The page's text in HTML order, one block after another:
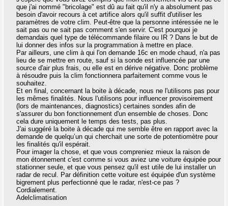
que j'ai nommé "bricolage" est dû au fait qu'il n'y a absolument pas
besoin d'avoir recours à cet artifice alors qu'il suffit d'utiliser les
paramètres de votre clim. Peut-être que la personne intéressée ne le
sait pas ou ne sait pas comment s'en servir. C'est pourquoi je
demandais quel type de télécommande filaire ou IR ? Dans le but de
lui donner des infos sur la programmation à mettre en place.
Par ailleurs, une clim à qui l'on demande 16c en mode chaud, n'a pas
lieu de se mettre en route, sauf si la sonde est influencée par une
source d'air plus frais, ou elle est en dérive négative. Donc problème
à résoudre puis la clim fonctionnera parfaitement comme vous le
souhaitez.
Et en final, concernant la boite à décade, nous ne l'utilisons pas pour
les mêmes finalités. Nous l'utilisons pour influencer provisoirement
(lors de maintenances, diagnostics) certaines sondes afin de
s'assurer du bon fonctionnement d'un ensemble de choses. Donc
cela dure uniquement le temps des tests, pas plus.
J'ai suggéré la boite à décade qui me semble être en rapport avec la
demande de quelqu’un qui cherchait une sorte de potentiomètre pour
les finalités qu'il espérait.
Pour imager la chose, et que vous compreniez mieux la raison de
mon étonnement c'est comme si vous aviez une voiture équipée pour
stationner seule, et que vous pensez qu'il est utile de lui installer un
radar de recul. Par définition cette voiture est équipée d'un système
bigrement plus perfectionné que le radar, n'est-ce pas ?
Cordialement.
Adelclimatisation